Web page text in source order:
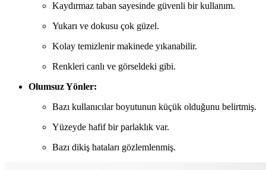
Kaydırmaz taban sayesinde güvenli bir kullanım.
Yukarı ve dokusu çok güzel.
Kolay temizlenir makinede yıkanabilir.
Renkleri canlı ve görseldeki gibi.
Olumsuz Yönler:
Bazı kullanıcılar boyutunun küçük olduğunu belirtmiş.
Yüzeyde hafif bir parlaklık var.
Bazı dikiş hataları gözlemlenmiş.